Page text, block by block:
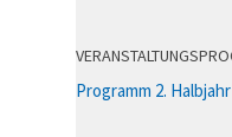
Programm 2.